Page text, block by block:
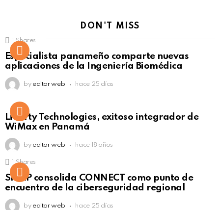
DON'T MISS
Click to view this post
Shares
Especialista panameño comparte nuevas
aplicaciones de la Ingeniería Biomédica
by editor web hace 25 días
Liberty Technologies, exitoso integrador de
WiMax en Panamá
by editor web hace 18 años
Click to view this post
Shares
SISAP consolida CONNECT como punto de
encuentro de la ciberseguridad regional
by editor web hace 25 días